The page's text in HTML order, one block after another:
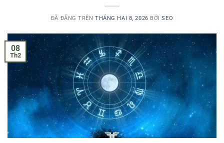
ĐÃ ĐĂNG TRÊNTHÁNG HAI 8, 2026 BỞISEO
08
Th2